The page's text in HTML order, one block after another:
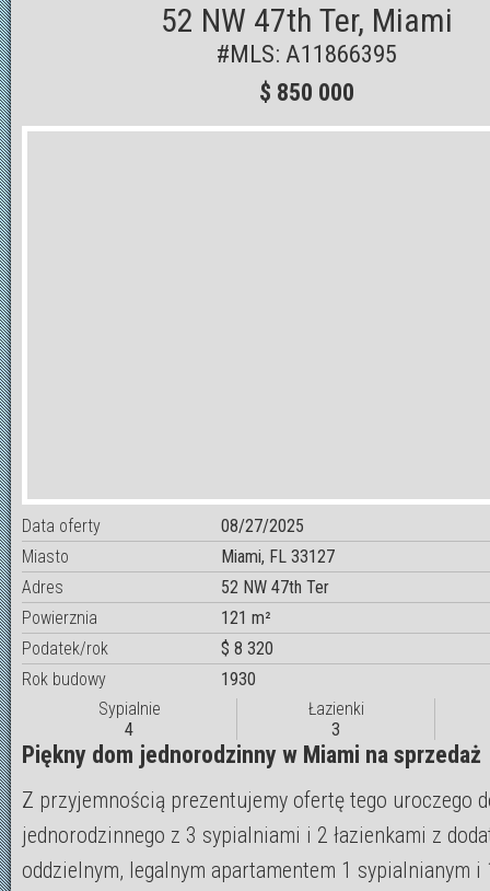
52 NW 47th Ter, Miami
#MLS: A11866395
$ 850 000
Data oferty
08/27/2025
Miasto
Miami, FL 33127
Adres
52 NW 47th Ter
Powierznia
121 m²
Podatek/rok
$ 8 320
Rok budowy
1930
Sypialnie
4
Łazienki
3
Piękny dom jednorodzinny w Miami na sprzedaż
Z przyjemnością prezentujemy ofertę tego uroczego
jednorodzinnego z 3 sypialniami i 2 łazienkami z
oddzielnym, legalnym apartamentem 1 sypialnianym i